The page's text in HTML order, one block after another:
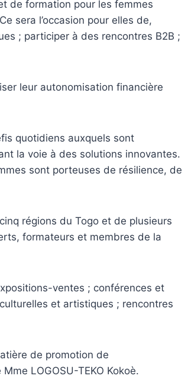
de formation pour les femmes
sera l’occasion pour elles de,
; participer à des rencontres B2B ;
leur autonomisation financière
quotidiens auxquels sont
la voie à des solutions innovantes.
sont porteuses de résilience, de
régions du Togo et de plusieurs
formateurs et membres de la
ventes ; conférences et
et artistiques ; rencontres
de promotion de
LOGOSU-TEKO Kokoè.